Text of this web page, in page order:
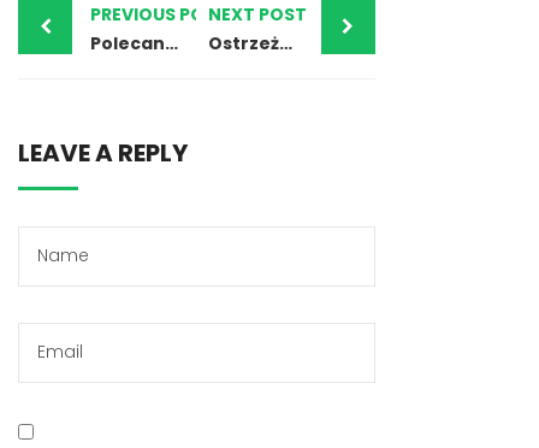
PREVIOUS POST
Polecany broker Forex – Saxo Bank i nasza opinia
NEXT POST
Ostrzeżenia – Amethyst UE i nasza opinia
LEAVE A REPLY